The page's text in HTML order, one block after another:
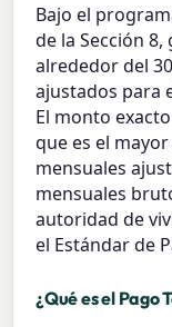
Bajo el
de la Sección
alrededor del
ajustados para
El monto
que es el
mensuales
mensuales
autoridad de
el Estándar de
¿Qué es el Pago